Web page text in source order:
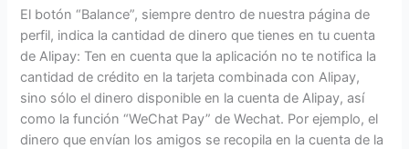
El botón “Balance”, siempre dentro de nuestra página de
perfil, indica la cantidad de dinero que tienes en tu cuenta
de Alipay: Ten en cuenta que la aplicación no te notifica la
cantidad de crédito en la tarjeta combinada con Alipay,
sino sólo el dinero disponible en la cuenta de Alipay, así
como la función “WeChat Pay” de Wechat. Por ejemplo, el
dinero que envían los amigos se recopila en la cuenta de la